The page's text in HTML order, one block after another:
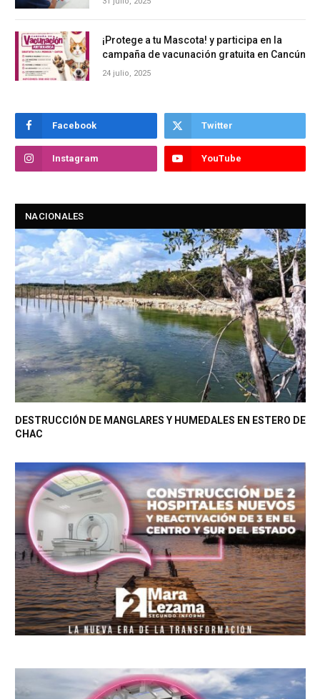
¡Protege a tu Mascota! y participa en la
campaña de vacunación gratuita en Cancún
24 julio, 2025
Facebook Twitter
Instagram YouTube
NACIONALES
DESTRUCCIÓN DE MANGLARES Y HUMEDALES EN ESTERO DE
CHAC